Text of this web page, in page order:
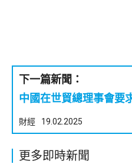
下一篇新聞：
中國在世貿總理事會要
財經 19.02.2025
更多即時新聞